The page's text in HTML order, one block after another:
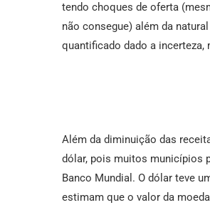
tendo choques de oferta
não consegue) além da
quantificado dado a incerteza,
Além da diminuição das
dólar, pois muitos municípios
Banco Mundial. O dólar teve
estimam que o valor da